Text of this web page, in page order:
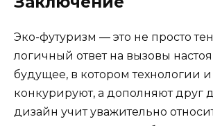
Эко-футуризм — это не просто
логичный ответ на вызовы
будущее, в котором технологии
конкурируют, а дополняют друг
дизайн учит уважительно